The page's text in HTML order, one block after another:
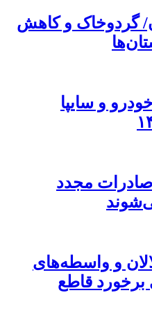
گردوخاک و کاهش
و سایپا
صادرات مجدد
و واسطه‌های
قاطع